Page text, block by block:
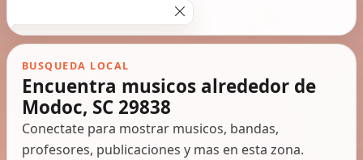
BUSQUEDA LOCAL
Encuentra musicos alrededor de
Modoc, SC 29838
Conectate para mostrar musicos, bandas,
profesores, publicaciones y mas en esta zona.